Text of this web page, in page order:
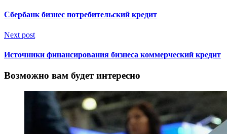
Сбербанк бизнес потребительский кредит
Next post
Источники финансирования бизнеса коммерческий кредит
Возможно вам будет интересно